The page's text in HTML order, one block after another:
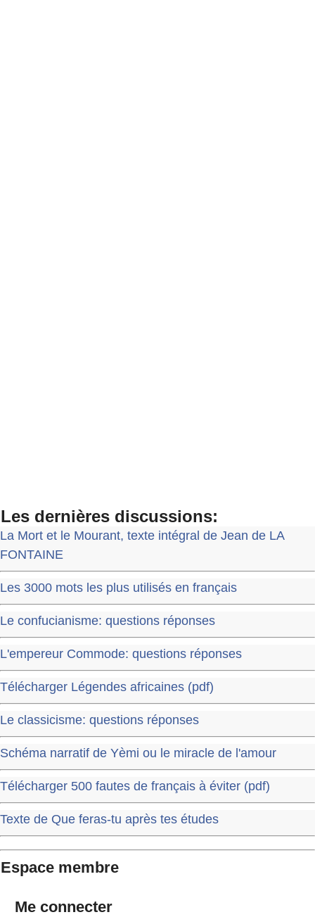
Les dernières discussions:
La Mort et le Mourant, texte intégral de Jean de LA
FONTAINE
Les 3000 mots les plus utilisés en français
Le confucianisme: questions réponses
L'empereur Commode: questions réponses
Télécharger Légendes africaines (pdf)
Le classicisme: questions réponses
Schéma narratif de Yèmi ou le miracle de l'amour
Télécharger 500 fautes de français à éviter (pdf)
Texte de Que feras-tu après tes études
Espace membre
Me connecter